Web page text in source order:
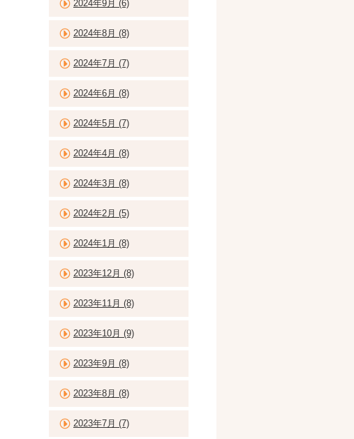
2024年9月 (6)
2024年8月 (8)
2024年7月 (7)
2024年6月 (8)
2024年5月 (7)
2024年4月 (8)
2024年3月 (8)
2024年2月 (5)
2024年1月 (8)
2023年12月 (8)
2023年11月 (8)
2023年10月 (9)
2023年9月 (8)
2023年8月 (8)
2023年7月 (7)